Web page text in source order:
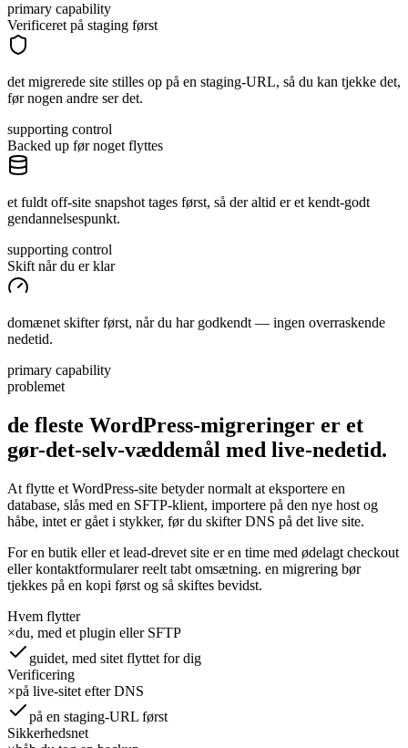
primary capability
Verificeret på staging først
det migrerede site stilles op på en staging-URL, så du kan tjekke det,
før nogen andre ser det.
supporting control
Backed up før noget flyttes
et fuldt off-site snapshot tages først, så der altid er et kendt-godt
gendannelsespunkt.
supporting control
Skift når du er klar
domænet skifter først, når du har godkendt — ingen overraskende
nedetid.
primary capability
problemet
de fleste WordPress-migreringer er et
gør-det-selv-væddemål med live-nedetid.
At flytte et WordPress-site betyder normalt at eksportere en
database, slås med en SFTP-klient, importere på den nye host og
håbe, intet er gået i stykker, før du skifter DNS på det live site.
For en butik eller et lead-drevet site er en time med ødelagt checkout
eller kontaktformularer reelt tabt omsætning. en migrering bør
tjekkes på en kopi først og så skiftes bevidst.
Hvem flytter
×du, med et plugin eller SFTP
guidet, med sitet flyttet for dig
Verificering
×på live-sitet efter DNS
på en staging-URL først
Sikkerhedsnet